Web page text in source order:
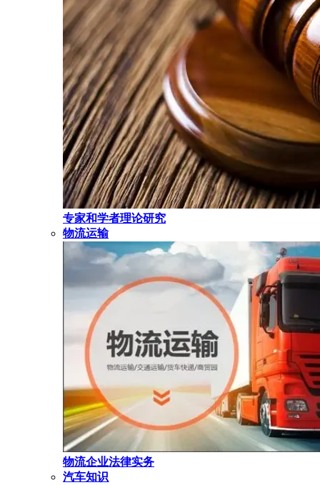
专家和学者理论研究
物流运输
物流企业法律实务
汽车知识